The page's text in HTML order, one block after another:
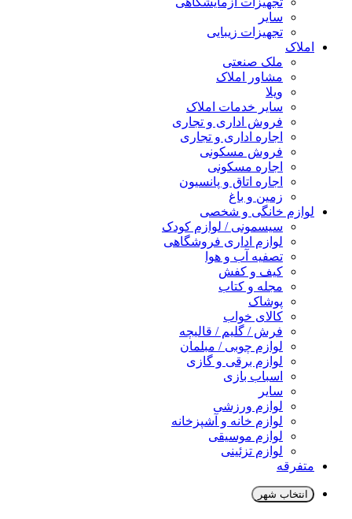
سایر
تجهیزات زیبایی
املاک
ملک صنعتی
مشاور املاک
ویلا
سایر خدمات املاک
فروش اداری و تجاری
اجاره اداری و تجاری
فروش مسکونی
اجاره مسکونی
اجاره اتاق و پانسیون
زمین و باغ
لوازم خانگی و شخصی
سیسمونی / لوازم کودک
لوازم اداری فروشگاهی
تصفیه آب و هوا
کیف و کفش
مجله و کتاب
پوشاک
کالای خواب
فرش / گلیم / قالیچه
لوازم چوبی / مبلمان
لوازم برقی و گازی
اسباب بازی
سایر
لوازم ورزشی
لوازم خانه و آشپزخانه
لوازم موسیقی
لوازم تزئینی
متفرقه
انتخاب شهر